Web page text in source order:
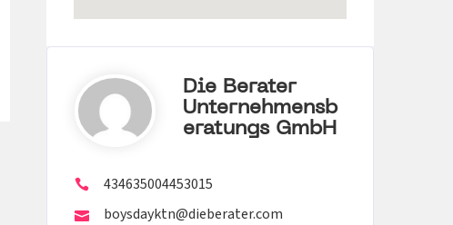
Die Berater
Unternehmensb
Eratungs GmbH
434635004453015
boysdayktn@dieberater.com